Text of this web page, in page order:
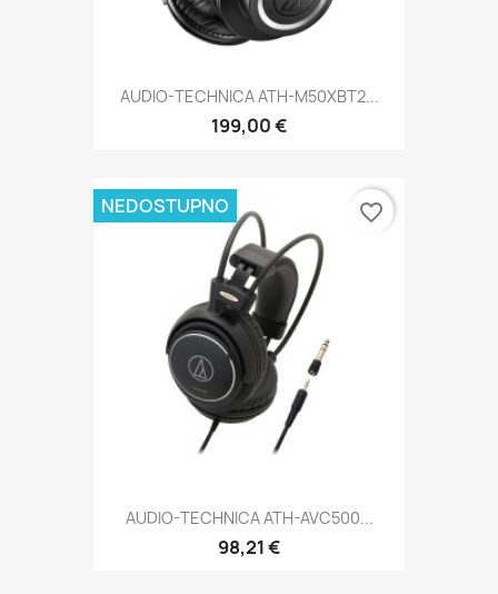
AUDIO-TECHNICA ATH-M50XBT2...
199,00 €
AUDIO-TECHNICA ATH-AVC500...
98,21 €
NEDOSTUPNO favorite_border